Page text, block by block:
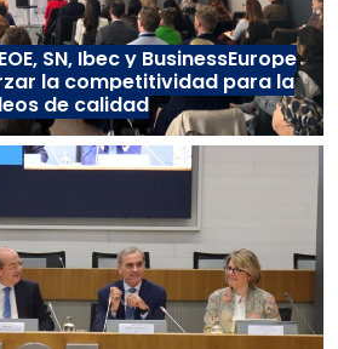
SN, Ibec y BusinessEurope
la competitividad para la
de calidad